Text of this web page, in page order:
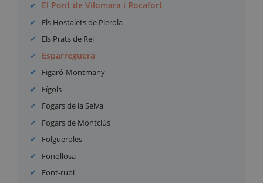
El Pont de Vilomara i Rocafort
Els Hostalets de Pierola
Els Prats de Rei
Esparreguera
Figaró-Montmany
Fígols
Fogars de la Selva
Fogars de Montclús
Folgueroles
Fonollosa
Font-rubí